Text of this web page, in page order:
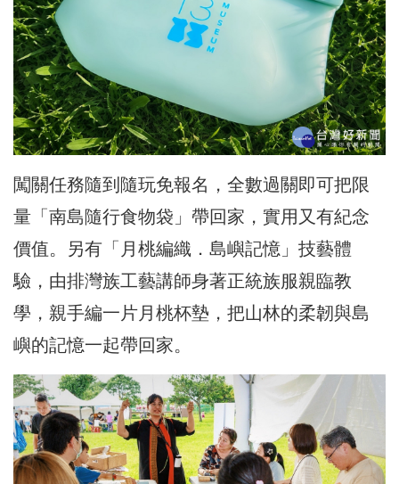
闖關任務隨到隨玩免報名，全數過關即可把限
量「南島隨行食物袋」帶回家，實用又有紀念
價值。另有「月桃編織．島嶼記憶」技藝體
驗，由排灣族工藝講師身著正統族服親臨教
學，親手編一片月桃杯墊，把山林的柔韌與島
嶼的記憶一起帶回家。